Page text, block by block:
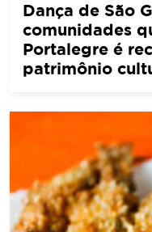
Dança de São
comunidades
Portalegre é
patrimônio